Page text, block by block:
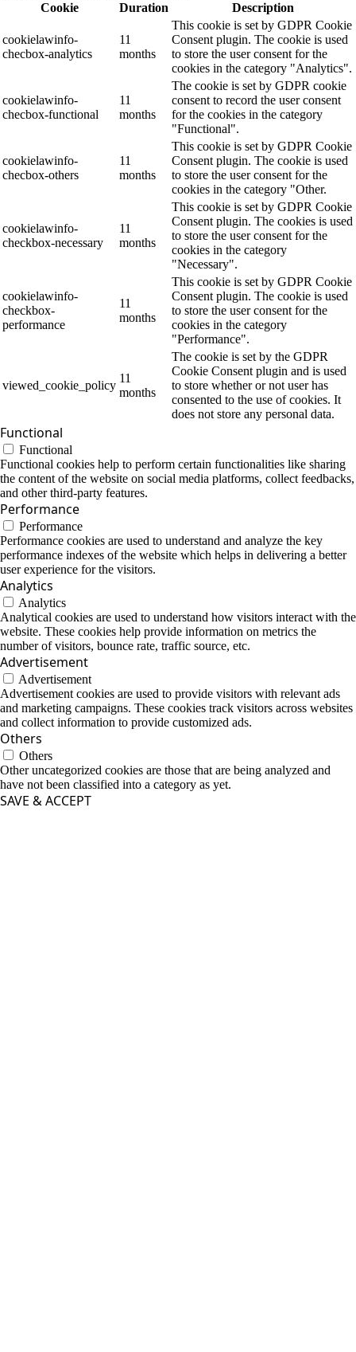
Cookie
Duration Description
cookielawinfo-
checbox-analytics
11
months
This cookie is set by GDPR Cookie
Consent plugin. The cookie is used
to store the user consent for the
cookies in the category "Analytics".
cookielawinfo-
checbox-functional
11
months
The cookie is set by GDPR cookie
consent to record the user consent
for the cookies in the category
"Functional".
cookielawinfo-
checbox-others
11
months
This cookie is set by GDPR Cookie
Consent plugin. The cookie is used
to store the user consent for the
cookies in the category "Other.
cookielawinfo-
checkbox-necessary
11
months
This cookie is set by GDPR Cookie
Consent plugin. The cookies is used
to store the user consent for the
cookies in the category
"Necessary".
cookielawinfo-
checkbox-
performance
11
months
This cookie is set by GDPR Cookie
Consent plugin. The cookie is used
to store the user consent for the
cookies in the category
"Performance".
viewed_cookie_policy
11
months
The cookie is set by the GDPR
Cookie Consent plugin and is used
to store whether or not user has
consented to the use of cookies. It
does not store any personal data.
Functional
Functional
Functional cookies help to perform certain functionalities like sharing
the content of the website on social media platforms, collect feedbacks,
and other third-party features.
Performance
Performance
Performance cookies are used to understand and analyze the key
performance indexes of the website which helps in delivering a better
user experience for the visitors.
Analytics
Analytics
Analytical cookies are used to understand how visitors interact with the
website. These cookies help provide information on metrics the
number of visitors, bounce rate, traffic source, etc.
Advertisement
Advertisement
Advertisement cookies are used to provide visitors with relevant ads
and marketing campaigns. These cookies track visitors across websites
and collect information to provide customized ads.
Others
Others
Other uncategorized cookies are those that are being analyzed and
have not been classified into a category as yet.
SAVE & ACCEPT